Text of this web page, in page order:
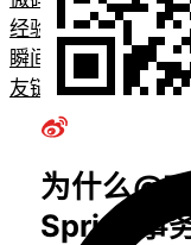
经验教程
瞬间
友链
为什么
Spring事